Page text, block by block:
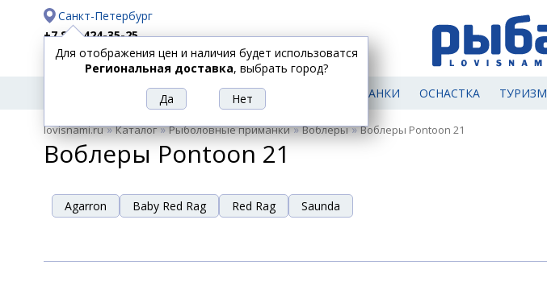
Санкт-Петербург
+7 812 424-35-25
Доставка
Оплата
Для отображения цен и наличия будет использоватся
Региональная доставка, выбрать город?
РЫБОЛОВНЫЕ
ТОВАРЫ
СПИННИНГИ КАТУШКИ ПРИМАНКИ ОСНАСТКА ТУРИЗМ
lovisnami.ru»Каталог»Рыболовные приманки»Воблеры»Воблеры Pontoon 21
Воблеры Pontoon 21
Agarron Baby Red Rag Red Rag Saunda